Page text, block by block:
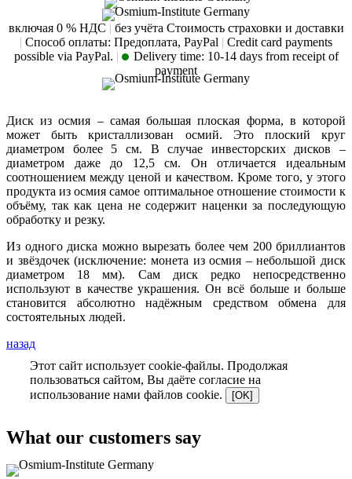
включая 0 % НДС | без учёта Стоимость страховки и доставки
| Способ оплаты: Предоплата, PayPal | Credit card payments
possible via PayPal. | Delivery time: 10-14 days from receipt of
payment
Диск из осмия – самая большая плоская форма, в которой
может быть кристаллизован осмий. Это плоский круг
диаметром более 5 см. В случае инвесторских дисков –
диаметром даже до 12,5 см. Он отличается идеальным
соотношением между ценой и качеством. Кроме того, у этого
продукта из осмия самое оптимальное отношение стоимости к
объёму, так как цена не содержит наценки за последующую
обработку и резку.
Из одного диска можно вырезать более чем 200 бриллиантов
и звёздочек (исключение: монета из осмия – небольшой диск
диаметром 18 мм). Сам диск редко непосредственно
используют в качестве украшения. Он всё больше и больше
становится абсолютно надёжным средством обмена для
состоятельных людей.
назад
Этот сайт использует cookie-файлы. Продолжая
пользоваться сайтом, Вы даёте согласие на
использование нами файлов cookie.
[OK]
What our customers say